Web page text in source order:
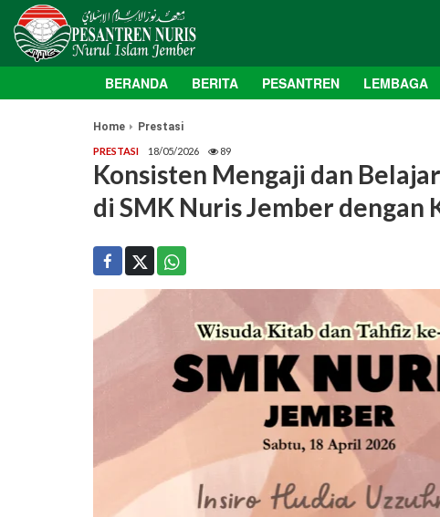
BERANDA BERITA PESANTREN LEMBAGA
Home Prestasi
PRESTASI 18/05/2026 89
Konsisten Mengaji dan
di SMK Nuris Jember dengan